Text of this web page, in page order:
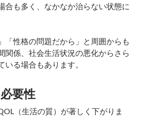
合も多く、なかなか治らない状態に
「性格の問題だから」と周囲からも
関係、社会生活状況の悪化からさら
る場合もあります。
要性
（生活の質）が著しく下がりま